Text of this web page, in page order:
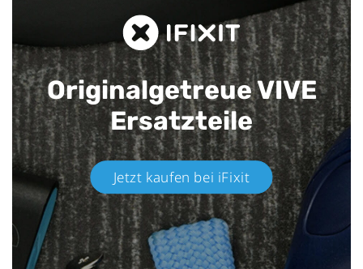
Originalgetreue VIVE
Ersatzteile
Jetzt kaufen bei iFixit​